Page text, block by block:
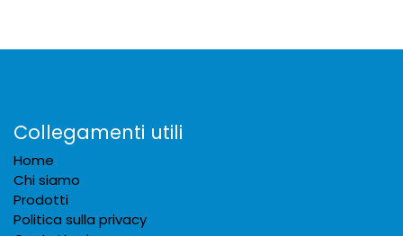
Collegamenti utili
Home
Chi siamo
Prodotti
Politica sulla privacy